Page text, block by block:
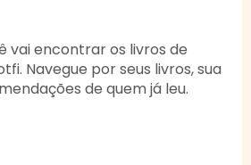
vai encontrar os livros de
Navegue por seus livros, sua
de quem já leu.